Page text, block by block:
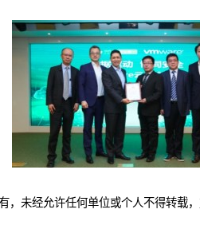
，未经允许任何单位或个人不得转载